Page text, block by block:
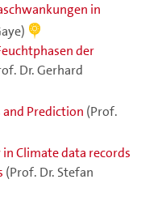
in
der
Dr. Gerhard
and Prediction (Prof.
Climate data records
(Prof. Dr. Stefan